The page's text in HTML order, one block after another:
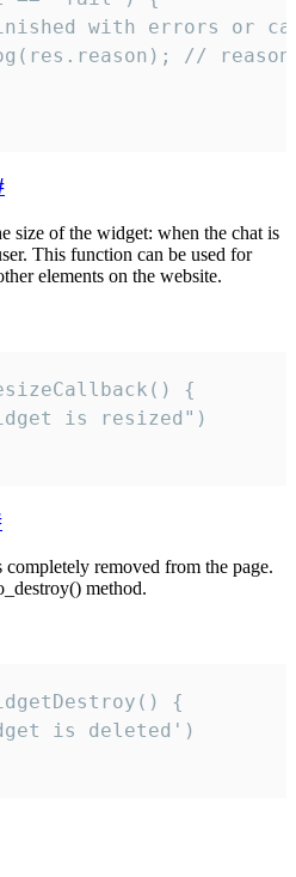
with errors or
//
size of the widget: when the chat is
This function can be used for
elements on the website.
{
is resized")
removed from the page.
method.
{
is deleted')